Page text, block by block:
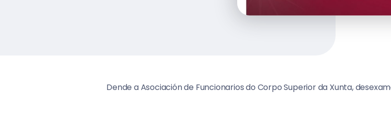
Dende a Asociación de Funcionarios do Corpo Superior da Xunta,